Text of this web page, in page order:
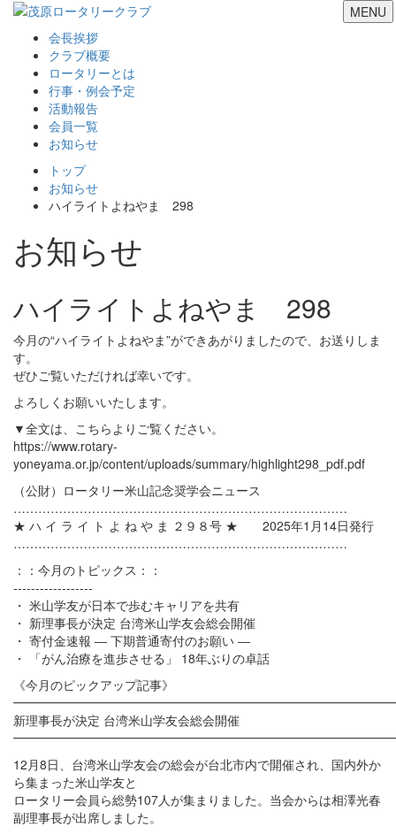
MENU
会長挨拶
クラブ概要
ロータリーとは
行事・例会予定
活動報告
会員一覧
お知らせ
トップ
お知らせ
ハイライトよねやま 298
お知らせ
ハイライトよねやま 298
今月の“ハイライトよねやま”ができあがりましたので、お送りしま
す。
ぜひご覧いただければ幸いです。
よろしくお願いいたします。
▼全文は、こちらよりご覧ください。
https://www.rotary-
yoneyama.or.jp/content/uploads/summary/highlight298_pdf.pdf
（公財）ロータリー米山記念奨学会ニュース
………………………………………………………………………
★ ハ イ ラ イ ト よ ね や ま ２９８号 ★ 2025年1月14日発行
………………………………………………………………………
：：今月のトピックス：：
------------------
・ 米山学友が日本で歩むキャリアを共有
・ 新理事長が決定 台湾米山学友会総会開催
・ 寄付金速報 ― 下期普通寄付のお願い ―
・ 「がん治療を進歩させる」 18年ぶりの卓話
《今月のピックアップ記事》
新理事長が決定 台湾米山学友会総会開催
12月8日、台湾米山学友会の総会が台北市内で開催され、国内外か
ら集まった米山学友と
ロータリー会員ら総勢107人が集まりました。当会からは相澤光春
副理事長が出席しました。